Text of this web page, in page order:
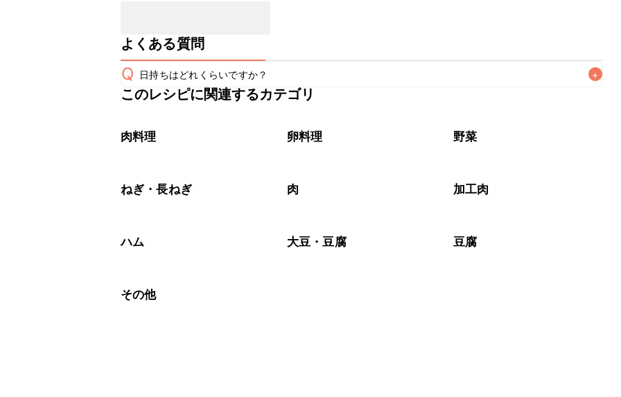
よくある質問
Q 日持ちはどれくらいですか？ +
保存期間は冷蔵で翌日中が目安です。なるべくお早めにお召し上がりください。
※日持ちは目安です。
このレシピに関連するカテゴリ
肉料理 卵料理 野菜
ねぎ・長ねぎ 肉 加工肉
ハム 大豆・豆腐 豆腐
その他